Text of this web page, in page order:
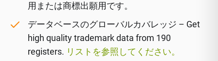
用または商標出願用です。
データベースのグローバルカバレッジ – Get
high quality trademark data from 190
registers. リストを参照してください。